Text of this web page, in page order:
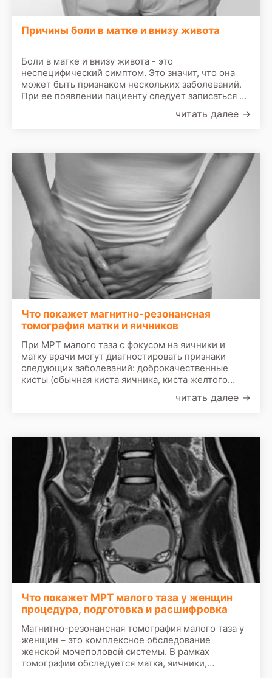
Причины боли в матке и внизу живота
Боли в матке и внизу живота - это
неспецифический симптом. Это значит, что она
может быть признаком нескольких заболеваний.
При ее появлении пациенту следует записаться на
осмотра врач назначит сделать следующие
читать далее →
Что покажет магнитно-резонансная
томография матки и яичников
При МРТ малого таза с фокусом на яичники и
матку врачи могут диагностировать признаки
следующих заболеваний: доброкачественные
кисты (обычная киста яичника, киста желтого
цистаденома); эндометриома; дермоидная киста;
матки; поликистоз яичников.
читать далее →
Что покажет МРТ малого таза у женщин
процедура, подготовка и расшифровка
Магнитно-резонансная томография малого таза у
женщин – это комплексное обследование
женской мочеполовой системы. В рамках
томографии обследуется матка, яичники,